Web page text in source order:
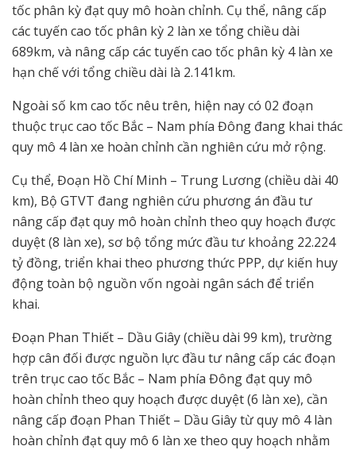
tốc phân kỳ đạt quy mô hoàn chỉnh. Cụ thể, nâng cấp
các tuyến cao tốc phân kỳ 2 làn xe tổng chiều dài
689km, và nâng cấp các tuyến cao tốc phân kỳ 4 làn xe
hạn chế với tổng chiều dài là 2.141km.
Ngoài số km cao tốc nêu trên, hiện nay có 02 đoạn
thuộc trục cao tốc Bắc – Nam phía Đông đang khai thác
quy mô 4 làn xe hoàn chỉnh cần nghiên cứu mở rộng.
Cụ thể, Đoạn Hồ Chí Minh – Trung Lương (chiều dài 40
km), Bộ GTVT đang nghiên cứu phương án đầu tư
nâng cấp đạt quy mô hoàn chỉnh theo quy hoạch được
duyệt (8 làn xe), sơ bộ tổng mức đầu tư khoảng 22.224
tỷ đồng, triển khai theo phương thức PPP, dự kiến huy
động toàn bộ nguồn vốn ngoài ngân sách để triển
khai.
Đoạn Phan Thiết – Dầu Giây (chiều dài 99 km), trường
hợp cân đối được nguồn lực đầu tư nâng cấp các đoạn
trên trục cao tốc Bắc – Nam phía Đông đạt quy mô
hoàn chỉnh theo quy hoạch được duyệt (6 làn xe), cần
nâng cấp đoạn Phan Thiết – Dầu Giây từ quy mô 4 làn
hoàn chỉnh đạt quy mô 6 làn xe theo quy hoạch nhằm